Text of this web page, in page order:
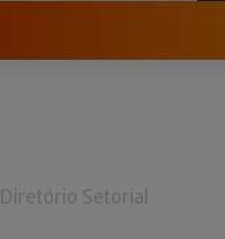
Diretório Setorial